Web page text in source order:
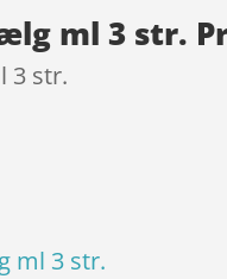
ml 3 str.
3 str.
ml 3 str.